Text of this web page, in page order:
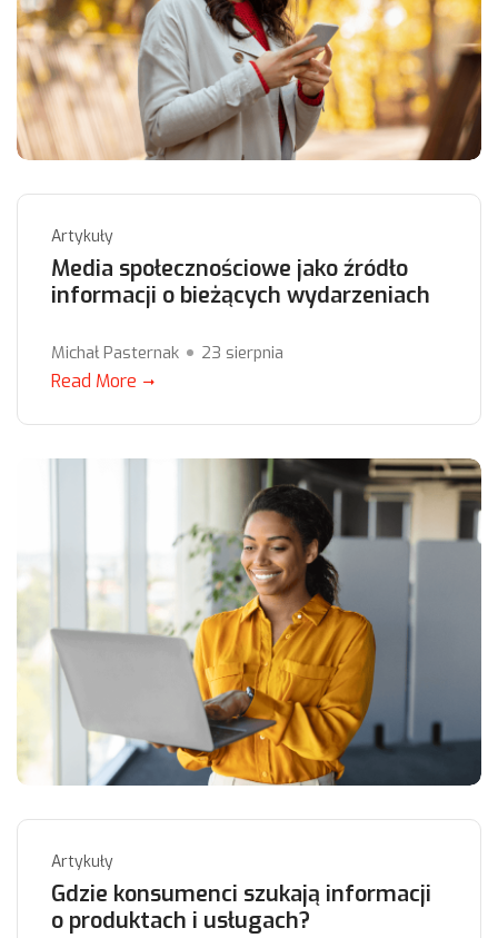
Artykuły
Media społecznościowe jako źródło
informacji o bieżących wydarzeniach
Michał Pasternak 23 sierpnia
Read More
Artykuły
Gdzie konsumenci szukają informacji
o produktach i usługach?